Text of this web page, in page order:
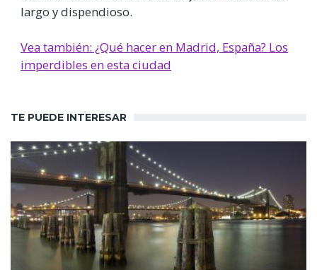
largo y dispendioso.
Vea también: ¿Qué hacer en Madrid, España? Los
imperdibles en esta ciudad
TE PUEDE INTERESAR